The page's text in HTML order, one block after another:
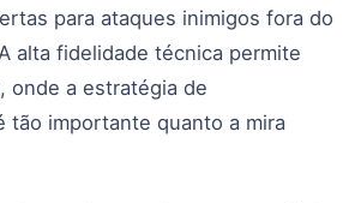
para ataques inimigos fora do
alta fidelidade técnica permite
onde a estratégia de
tão importante quanto a mira